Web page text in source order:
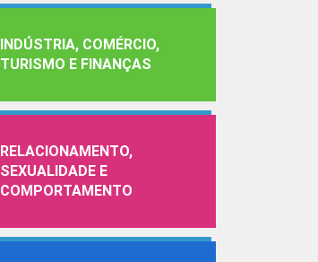
INDÚSTRIA, COMÉRCIO,
TURISMO E FINANÇAS
RELACIONAMENTO,
SEXUALIDADE E
COMPORTAMENTO